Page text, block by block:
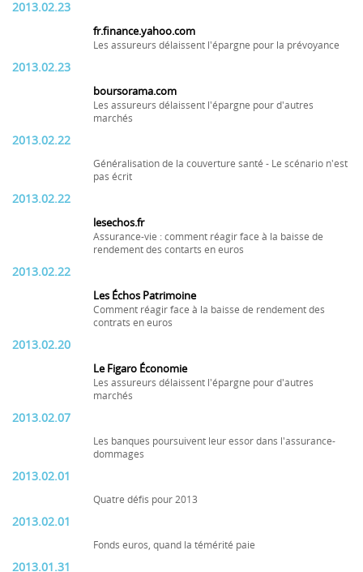
2013.02.23
fr.finance.yahoo.com
Les assureurs délaissent l'épargne pour la prévoyance
2013.02.23
boursorama.com
Les assureurs délaissent l'épargne pour d'autres
marchés
2013.02.22
Généralisation de la couverture santé - Le scénario n'est
pas écrit
2013.02.22
lesechos.fr
Assurance-vie : comment réagir face à la baisse de
rendement des contarts en euros
2013.02.22
Les Échos Patrimoine
Comment réagir face à la baisse de rendement des
contrats en euros
2013.02.20
Le Figaro Économie
Les assureurs délaissent l'épargne pour d'autres
marchés
2013.02.07
Les banques poursuivent leur essor dans l'assurance-
dommages
2013.02.01
Quatre défis pour 2013
2013.02.01
Fonds euros, quand la témérité paie
2013.01.31